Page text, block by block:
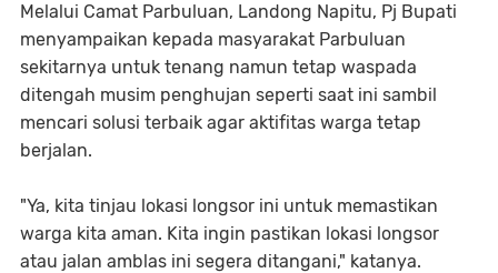
Melalui Camat Parbuluan, Landong Napitu, Pj Bupati
menyampaikan kepada masyarakat Parbuluan
sekitarnya untuk tenang namun tetap waspada
ditengah musim penghujan seperti saat ini sambil
mencari solusi terbaik agar aktifitas warga tetap
berjalan.
"Ya, kita tinjau lokasi longsor ini untuk memastikan
warga kita aman. Kita ingin pastikan lokasi longsor
atau jalan amblas ini segera ditangani," katanya.